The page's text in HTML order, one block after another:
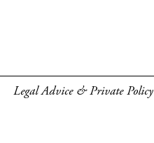
Legal Advice & Private Policy